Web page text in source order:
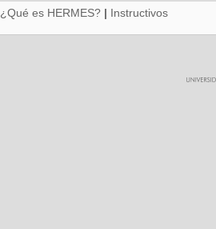
¿Qué es HERMES? | Instructivos